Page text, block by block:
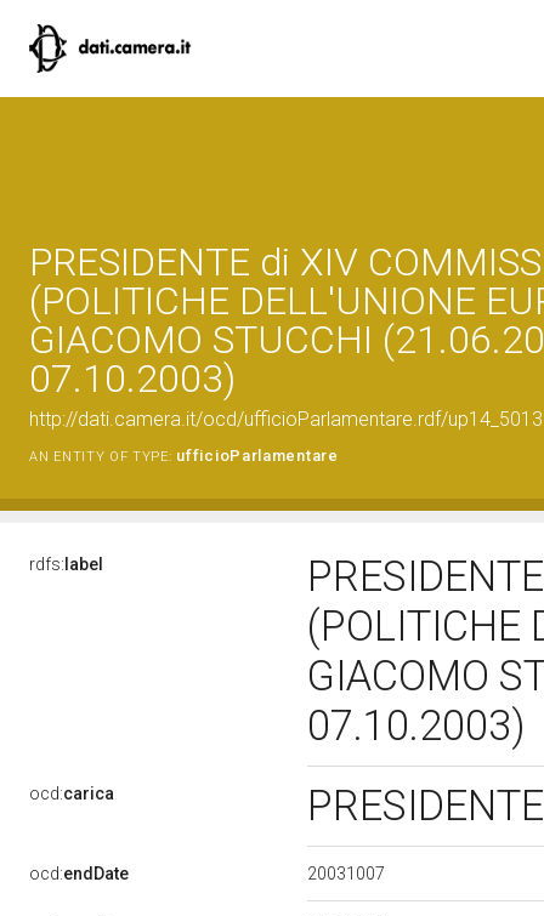
PRESIDENTE di XIV
(POLITICHE DELL'UNIONE
GIACOMO STUCCHI
07.10.2003)
http://dati.camera.it/ocd/ufficioParlamentare.rdf/
AN ENTITY OF TYPE: ufficioParlamentare
rdfs: label
(POLITICHE
GIACOMO
07.10.2003)
ocd:carica
ocd:endDate 20031007